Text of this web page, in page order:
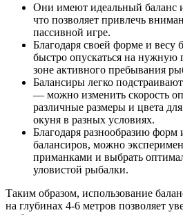
Они имеют идеальный баланс
что позволяет привлечь
пассивной игре.
Благодаря своей форме и весу
быстро опускаться на нужную
зоне активного пребывания
Балансиры легко
— можно изменить скорость
различные размеры и цвета
окуня в разных условиях.
Благодаря разнообразию форм
балансиров, можно
приманками и выбрать
уловистой рыбалки.
Таким образом, использование
на глубинах 4-6 метров позволяет